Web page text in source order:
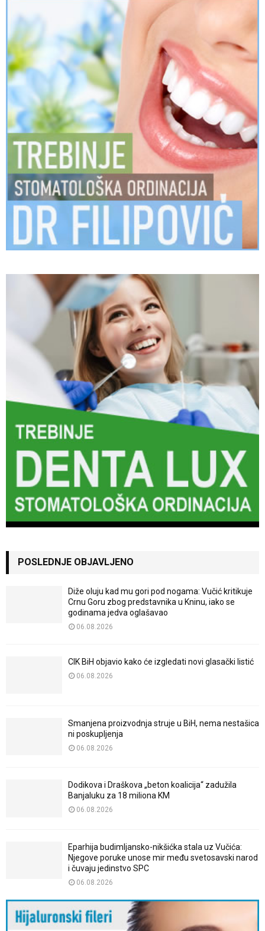
POSLEDNJE OBJAVLJENO
Diže oluju kad mu gori pod nogama: Vučić kritikuje
Crnu Goru zbog predstavnika u Kninu, iako se
godinama jedva oglašavao
06.08.2026
CIK BiH objavio kako će izgledati novi glasački listić
06.08.2026
Smanjena proizvodnja struje u BiH, nema nestašica
ni poskupljenja
06.08.2026
Dodikova i Draškova „beton koalicija“ zadužila
Banjaluku za 18 miliona KM
06.08.2026
Eparhija budimljansko-nikšićka stala uz Vučića:
Njegove poruke unose mir među svetosavski narod
i čuvaju jedinstvo SPC
06.08.2026